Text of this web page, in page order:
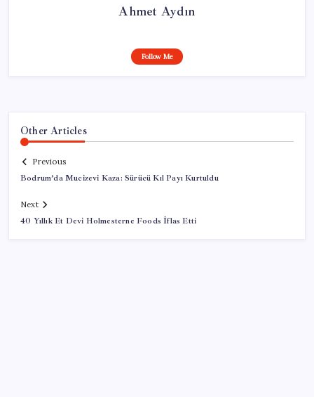
Ahmet Aydın
Follow Me
Other Articles
Previous
Bodrum’da Mucizevi Kaza: Sürücü Kıl Payı Kurtuldu
Next
40 Yıllık Et Devi Holmesterne Foods İflas Etti